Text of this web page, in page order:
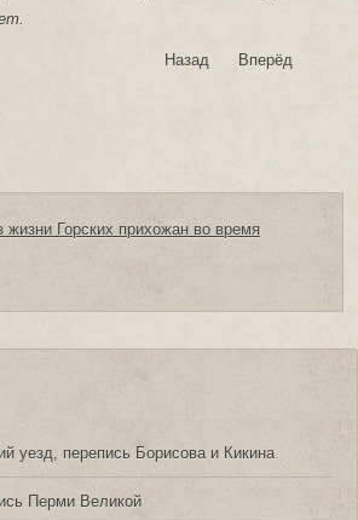
Назад Вперёд
жизни Горских прихожан во время
уезд, перепись Борисова и Кикина
Перми Великой